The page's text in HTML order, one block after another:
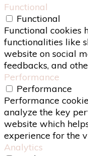
Functional
Functional
Functional cookies
functionalities like
website on social
feedbacks, and
Performance
Performance
Performance
analyze the key
website which
experience for the
Analytics